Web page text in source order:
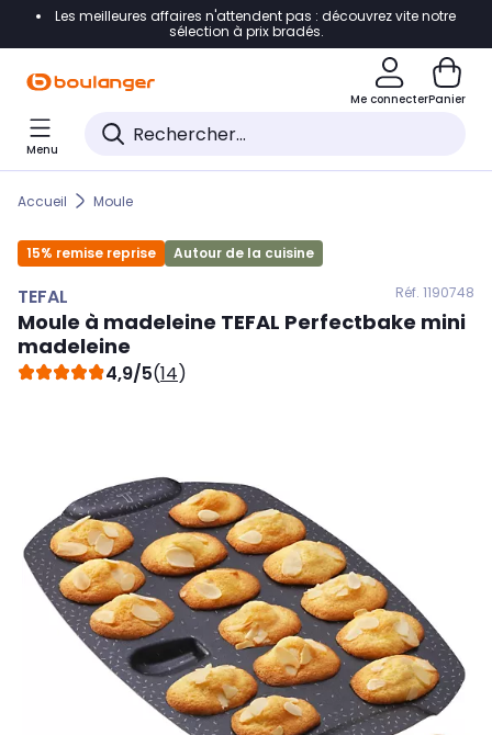
Accéder directement à la navigation
Accéder directement au pied de page
Accéder directement au chatbot
Les meilleures affaires n'attendent pas : découvrez vite notre
sélection à prix bradés.
Me connecterPanier
Menu
Accueil Moule
15% remise reprise Autour de la cuisine
TEFAL Réf. 1190748
Moule à madeleine TEFAL Perfectbake mini
madeleine
4,9/5(14)